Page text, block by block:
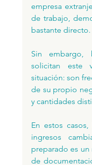
empresa
de trabajo,
bastante directo.
Sin embargo,
solicitan este
situación: son
de su propio
y cantidades
En estos
ingresos
preparado es
de